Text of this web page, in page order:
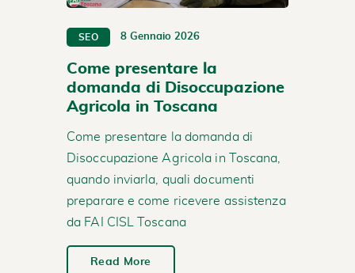
SEO 8 Gennaio 2026
Come presentare la
domanda di Disoccupazione
Agricola in Toscana
Come presentare la domanda di
Disoccupazione Agricola in Toscana,
quando inviarla, quali documenti
preparare e come ricevere assistenza
da FAI CISL Toscana
Read More